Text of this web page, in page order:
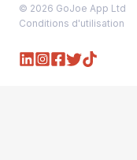
© 2026 GoJoe App Ltd
Conditions d'utilisation